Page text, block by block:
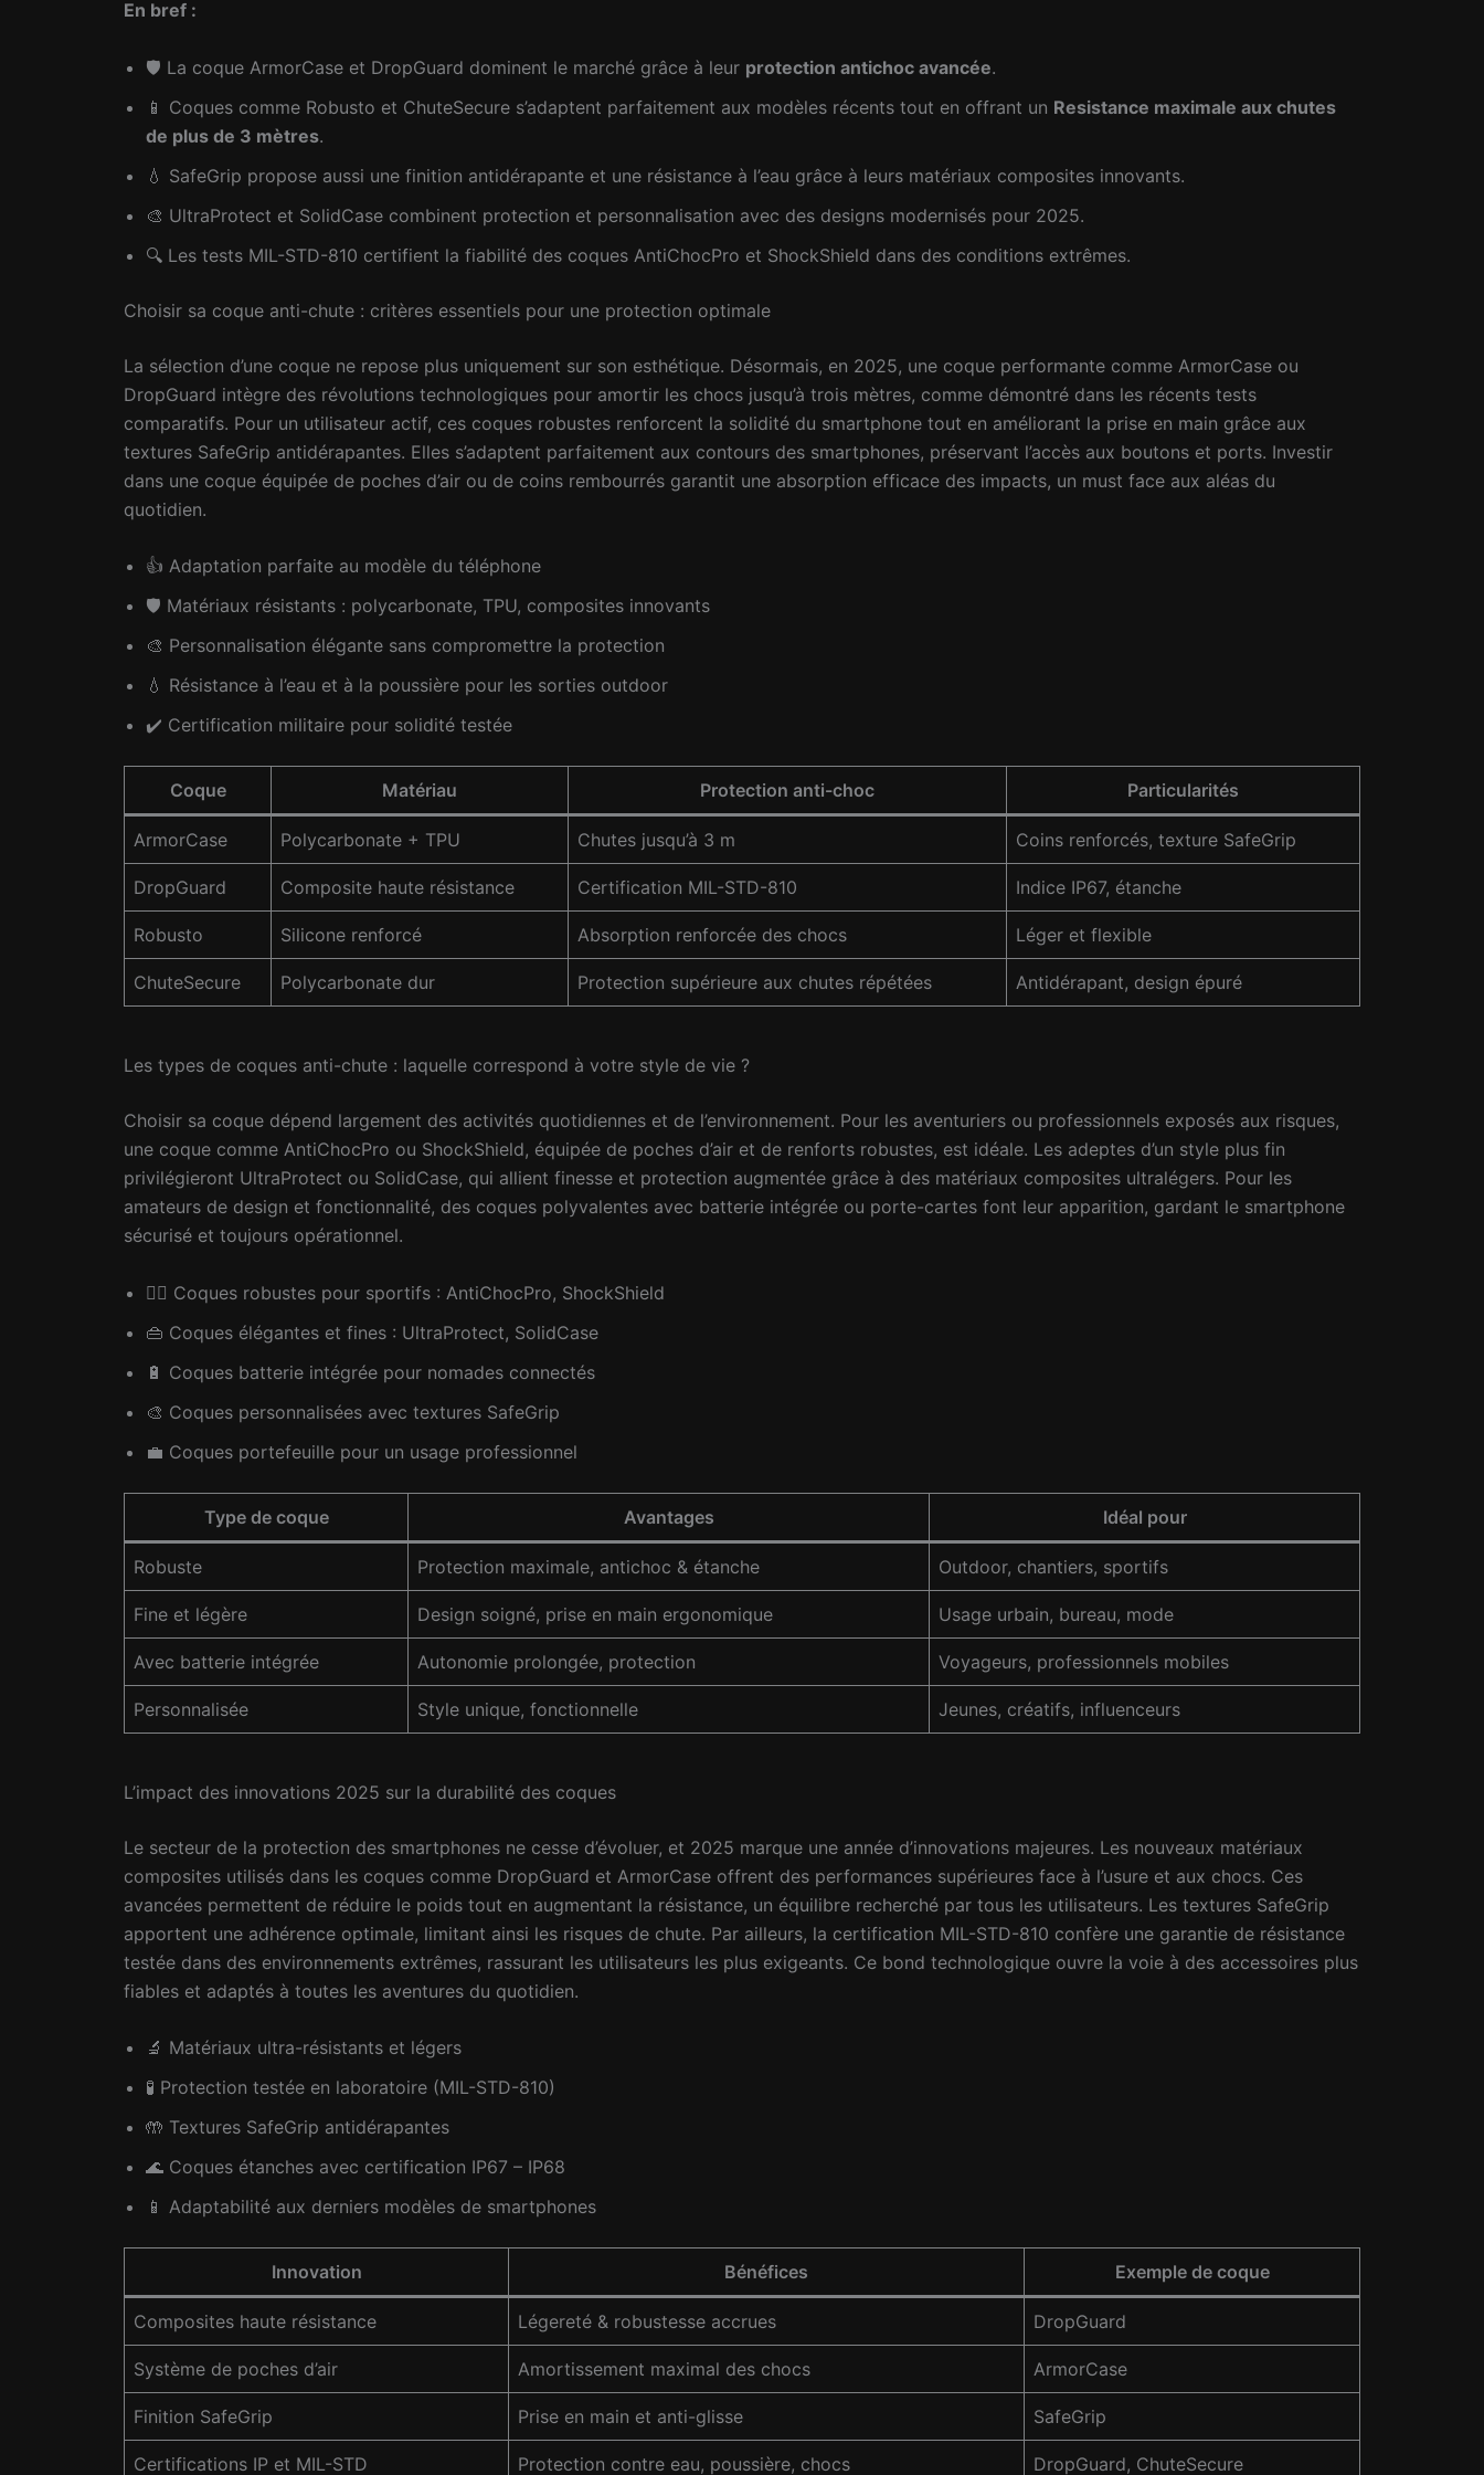
En bref :
🛡️ La coque ArmorCase et DropGuard dominent le marché grâce à leur protection antichoc avancée.
📱 Coques comme Robusto et ChuteSecure s’adaptent parfaitement aux modèles récents tout en offrant un Resistance maximale aux chutes
de plus de 3 mètres.
💧 SafeGrip propose aussi une finition antidérapante et une résistance à l’eau grâce à leurs matériaux composites innovants.
🎨 UltraProtect et SolidCase combinent protection et personnalisation avec des designs modernisés pour 2025.
🔍 Les tests MIL-STD-810 certifient la fiabilité des coques AntiChocPro et ShockShield dans des conditions extrêmes.
Choisir sa coque anti-chute : critères essentiels pour une protection optimale
La sélection d’une coque ne repose plus uniquement sur son esthétique. Désormais, en 2025, une coque performante comme ArmorCase ou
DropGuard intègre des révolutions technologiques pour amortir les chocs jusqu’à trois mètres, comme démontré dans les récents tests
comparatifs. Pour un utilisateur actif, ces coques robustes renforcent la solidité du smartphone tout en améliorant la prise en main grâce aux
textures SafeGrip antidérapantes. Elles s’adaptent parfaitement aux contours des smartphones, préservant l’accès aux boutons et ports. Investir
dans une coque équipée de poches d’air ou de coins rembourrés garantit une absorption efficace des impacts, un must face aux aléas du
quotidien.
👍 Adaptation parfaite au modèle du téléphone
🛡️ Matériaux résistants : polycarbonate, TPU, composites innovants
🎨 Personnalisation élégante sans compromettre la protection
💧 Résistance à l’eau et à la poussière pour les sorties outdoor
✔️ Certification militaire pour solidité testée
Coque Matériau Protection anti-choc Particularités
ArmorCase Polycarbonate + TPU Chutes jusqu’à 3 m Coins renforcés, texture SafeGrip
DropGuard Composite haute résistance Certification MIL-STD-810 Indice IP67, étanche
Robusto Silicone renforcé Absorption renforcée des chocs Léger et flexible
ChuteSecure Polycarbonate dur Protection supérieure aux chutes répétées Antidérapant, design épuré
Les types de coques anti-chute : laquelle correspond à votre style de vie ?
Choisir sa coque dépend largement des activités quotidiennes et de l’environnement. Pour les aventuriers ou professionnels exposés aux risques,
une coque comme AntiChocPro ou ShockShield, équipée de poches d’air et de renforts robustes, est idéale. Les adeptes d’un style plus fin
privilégieront UltraProtect ou SolidCase, qui allient finesse et protection augmentée grâce à des matériaux composites ultralégers. Pour les
amateurs de design et fonctionnalité, des coques polyvalentes avec batterie intégrée ou porte-cartes font leur apparition, gardant le smartphone
sécurisé et toujours opérationnel.
🚴‍♂️ Coques robustes pour sportifs : AntiChocPro, ShockShield
👜 Coques élégantes et fines : UltraProtect, SolidCase
🔋 Coques batterie intégrée pour nomades connectés
🎨 Coques personnalisées avec textures SafeGrip
💼 Coques portefeuille pour un usage professionnel
Type de coque Avantages Idéal pour
Robuste Protection maximale, antichoc & étanche Outdoor, chantiers, sportifs
Fine et légère Design soigné, prise en main ergonomique Usage urbain, bureau, mode
Avec batterie intégrée Autonomie prolongée, protection Voyageurs, professionnels mobiles
Personnalisée Style unique, fonctionnelle Jeunes, créatifs, influenceurs
L’impact des innovations 2025 sur la durabilité des coques
Le secteur de la protection des smartphones ne cesse d’évoluer, et 2025 marque une année d’innovations majeures. Les nouveaux matériaux
composites utilisés dans les coques comme DropGuard et ArmorCase offrent des performances supérieures face à l’usure et aux chocs. Ces
avancées permettent de réduire le poids tout en augmentant la résistance, un équilibre recherché par tous les utilisateurs. Les textures SafeGrip
apportent une adhérence optimale, limitant ainsi les risques de chute. Par ailleurs, la certification MIL-STD-810 confère une garantie de résistance
testée dans des environnements extrêmes, rassurant les utilisateurs les plus exigeants. Ce bond technologique ouvre la voie à des accessoires plus
fiables et adaptés à toutes les aventures du quotidien.
🔬 Matériaux ultra-résistants et légers
🧪 Protection testée en laboratoire (MIL-STD-810)
🤲 Textures SafeGrip antidérapantes
🌊 Coques étanches avec certification IP67 – IP68
📱 Adaptabilité aux derniers modèles de smartphones
Innovation Bénéfices Exemple de coque
Composites haute résistance Légereté & robustesse accrues DropGuard
Système de poches d’air Amortissement maximal des chocs ArmorCase
Finition SafeGrip Prise en main et anti-glisse SafeGrip
Certifications IP et MIL-STD Protection contre eau, poussière, chocs DropGuard, ChuteSecure